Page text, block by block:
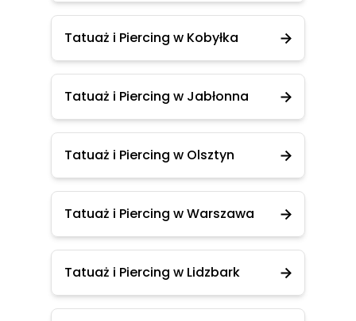
Tatuaż i Piercing w Kobyłka
Tatuaż i Piercing w Jabłonna
Tatuaż i Piercing w Olsztyn
Tatuaż i Piercing w Warszawa
Tatuaż i Piercing w Lidzbark